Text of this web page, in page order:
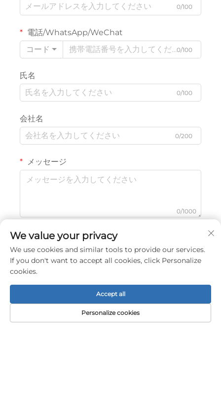
0/100
電話/WhatsApp/WeChat
コード
0/100
氏名
0/100
会社名
0/200
メッセージ
0/1000
送信
We value your privacy
We use cookies and similar tools to provide our services.
If you don't want to accept all cookies, click Personalize
cookies.
Personalize cookies
Accept all